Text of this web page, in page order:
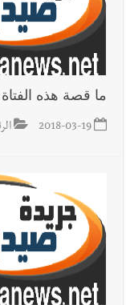
أخبار لبنان إنفجار
فكيف أقرّت الزيادة؟
أخبار لبنان مواجهة
ما قصة هذه
2018-03-19